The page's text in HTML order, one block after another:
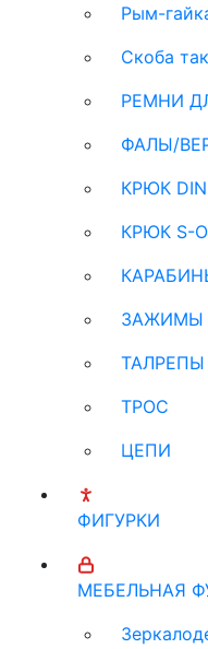
Рым-
Скоба
РЕМНИ
ФАЛЫ/
КРЮК
КРЮК S-
ЗАЖИМЫ
ТАЛРЕПЫ
ТРОС
ЦЕПИ
ФИГУРКИ
МЕБЕЛЬНАЯ